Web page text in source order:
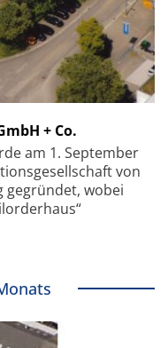
+ Co.
am 1. September
von
gegründet, wobei